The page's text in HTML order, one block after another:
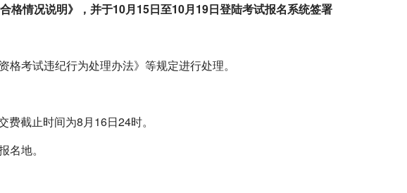
格情况说明》，并于10月15日至10月19日登陆考试报名系统签署
考试违纪行为处理办法》等规定进行处理。
费截止时间为8月16日24时。
地。